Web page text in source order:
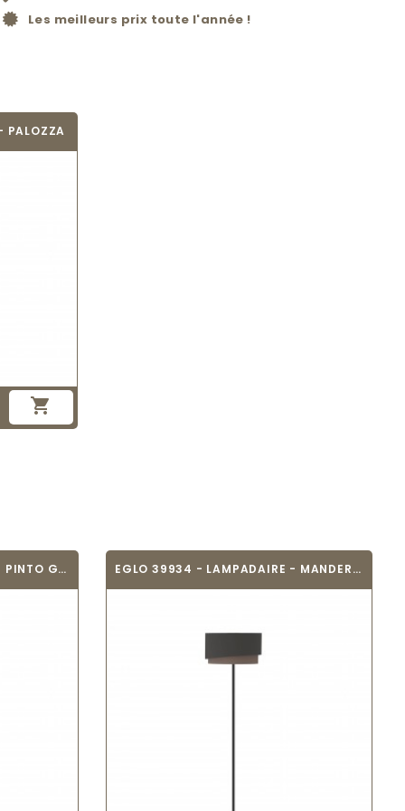
Les meilleurs prix toute l'année !
PALOZZA

EGLO 97655 - LAMPADAIRE - PINTO GOLD EGLO 39934 - LAMPADAIRE - MANDERLINE